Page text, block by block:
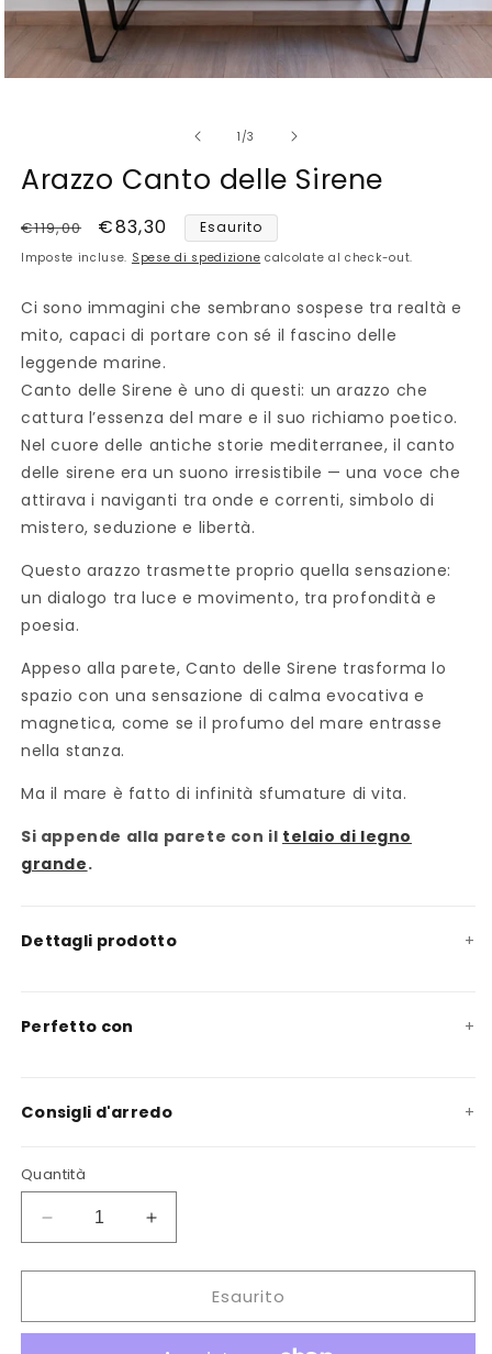
finestra
modale
1 /su
3
Arazzo Canto delle Sirene
Prezzo
di
€119,00
Prezzo
scontato
€83,30 Esaurito
Imposte incluse. Spese di spedizione calcolate al check-out.
Ci sono immagini che sembrano sospese tra realtà e
mito, capaci di portare con sé il fascino delle
leggende marine.
Canto delle Sirene è uno di questi: un arazzo che
cattura l’essenza del mare e il suo richiamo poetico.
Nel cuore delle antiche storie mediterranee, il canto
delle sirene era un suono irresistibile — una voce che
attirava i naviganti tra onde e correnti, simbolo di
mistero, seduzione e libertà.
Questo arazzo trasmette proprio quella sensazione:
un dialogo tra luce e movimento, tra profondità e
poesia.
Appeso alla parete, Canto delle Sirene trasforma lo
spazio con una sensazione di calma evocativa e
magnetica, come se il profumo del mare entrasse
nella stanza.
Ma il mare è fatto di infinità sfumature di vita.
Si appende alla parete con il telaio di legno
grande.
Dettagli prodotto
Perfetto con
Consigli d'arredo
Quantità
Diminuisci
quantità
per
Canto
Aumenta
quantità
per
Canto
Esaurito